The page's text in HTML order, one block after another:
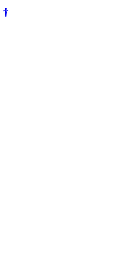
†